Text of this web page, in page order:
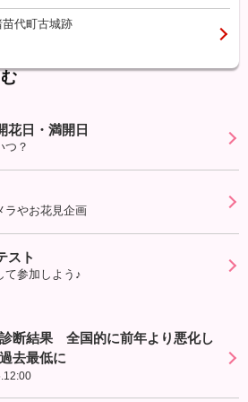
代町古城跡
花日・満開日
つ？
ラやお花見企画
スト
て参加しよう♪
断結果 全国的に前年より悪化し
去最低に